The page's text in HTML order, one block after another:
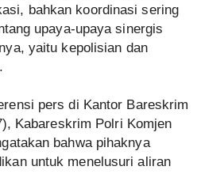
bahkan koordinasi sering
upaya-upaya sinergis
yaitu kepolisian dan
pers di Kantor Bareskrim
Kabareskrim Polri Komjen
bahwa pihaknya
untuk menelusuri aliran